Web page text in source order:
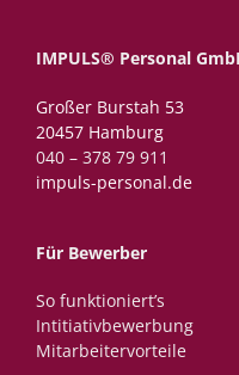
IMPULS® Personal
Großer Burstah 53
20457 Hamburg
040 – 378 79 911
impuls-personal.de
Für Bewerber
So funktioniert’s
Intitiativbewerbung
Mitarbeitervorteile